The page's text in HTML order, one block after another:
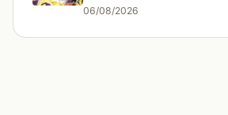
06/08/2026